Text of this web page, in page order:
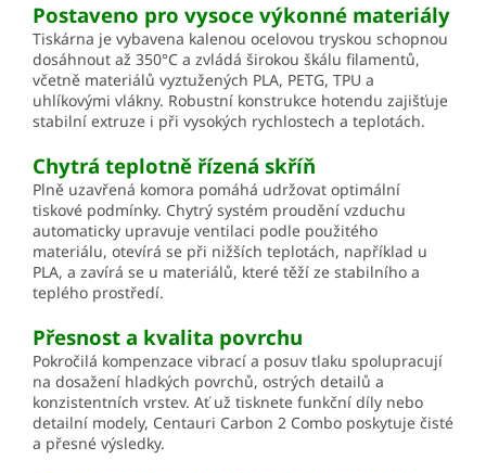
Postaveno pro vysoce výkonné materiály
Tiskárna je vybavena kalenou ocelovou tryskou schopnou
dosáhnout až 350°C a zvládá širokou škálu filamentů,
včetně materiálů vyztužených PLA, PETG, TPU a
uhlíkovými vlákny. Robustní konstrukce hotendu zajišťuje
stabilní extruze i při vysokých rychlostech a teplotách.
Chytrá teplotně řízená skříň
Plně uzavřená komora pomáhá udržovat optimální
tiskové podmínky. Chytrý systém proudění vzduchu
automaticky upravuje ventilaci podle použitého
materiálu, otevírá se při nižších teplotách, například u
PLA, a zavírá se u materiálů, které těží ze stabilního a
teplého prostředí.
Přesnost a kvalita povrchu
Pokročilá kompenzace vibrací a posuv tlaku spolupracují
na dosažení hladkých povrchů, ostrých detailů a
konzistentních vrstev. Ať už tisknete funkční díly nebo
detailní modely, Centauri Carbon 2 Combo poskytuje čisté
a přesné výsledky.